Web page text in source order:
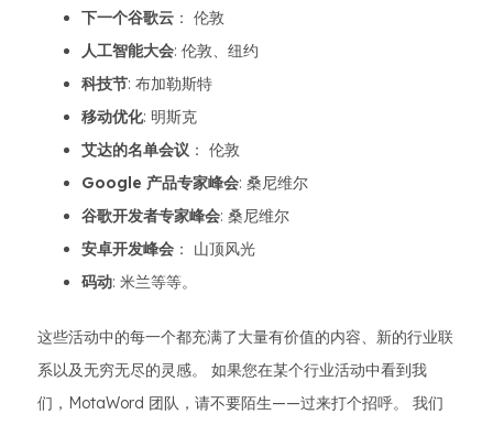
下一个谷歌云 ： 伦敦
人工智能大会: 伦敦、纽约
科技节: 布加勒斯特
移动优化: 明斯克
艾达的名单会议 ： 伦敦
Google 产品专家峰会: 桑尼维尔
谷歌开发者专家峰会: 桑尼维尔
安卓开发峰会 ： 山顶风光
码动: 米兰等等。
这些活动中的每一个都充满了大量有价值的内容、新的行业联
系以及无穷无尽的灵感。 如果您在某个行业活动中看到我
们，MotaWord 团队，请不要陌生——过来打个招呼。 我们